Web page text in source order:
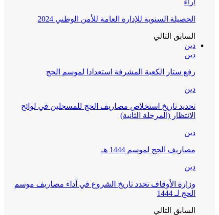
آراء
الحصيلة السنوية للإدارة العامة للأمن الوطني 2024
السابق التالي
دين
دين
رفع ستار الكعبة المشرفة استعدادا لموسم الحج
دين
تحديد تاريخ استخلاص مصاريف الحج للمسجلين في لوائح
الانتظار (المرحلة الثانية)
دين
مصاريف الحج لموسم 1444 هـ
دين
وزارة الأوقاف تحدد تاريخ الشروع في أداء مصاريف موسم
الحج لـ 1444
السابق التالي